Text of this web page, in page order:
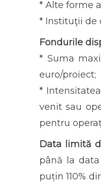
* Alte forme
* Instituţii de
Fondurile
* Suma
euro/proiect;
*
venit sau
pentru
Data limită
până la data
puțin 110%